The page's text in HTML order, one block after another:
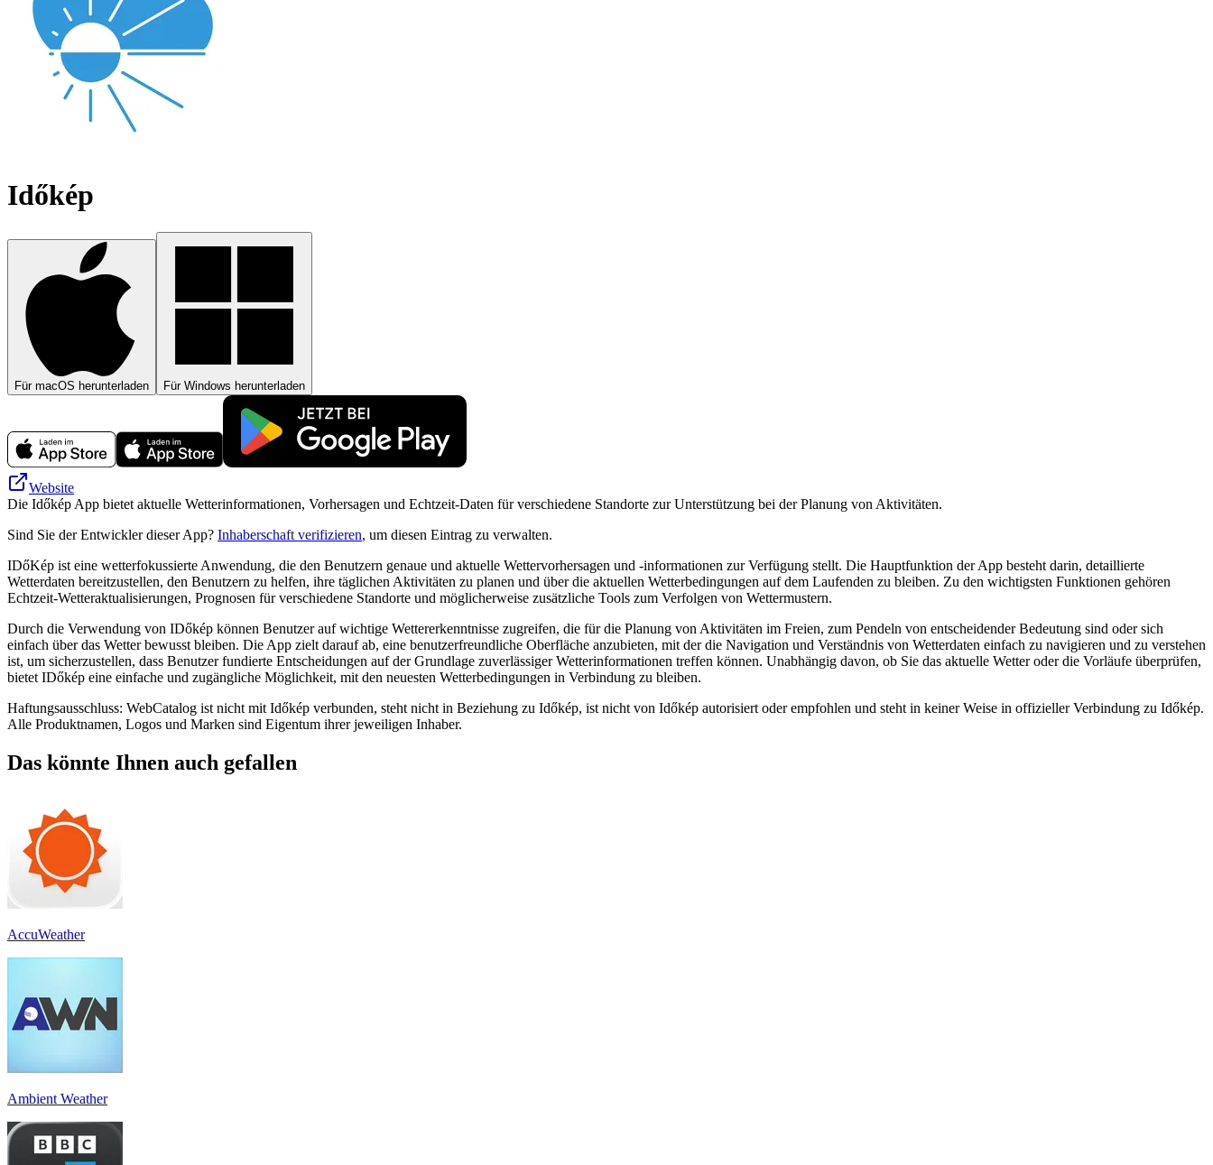
Időkép
Für macOS herunterladen Für Windows herunterladen
Website
Die Időkép App bietet aktuelle Wetterinformationen, Vorhersagen und Echtzeit-Daten für verschiedene Standorte zur Unterstützung bei der Planung von Aktivitäten.
Sind Sie der Entwickler dieser App? Inhaberschaft verifizieren, um diesen Eintrag zu verwalten.
IDőKép ist eine wetterfokussierte Anwendung, die den Benutzern genaue und aktuelle Wettervorhersagen und -informationen zur Verfügung stellt. Die Hauptfunktion der App besteht darin, detaillierte
Wetterdaten bereitzustellen, den Benutzern zu helfen, ihre täglichen Aktivitäten zu planen und über die aktuellen Wetterbedingungen auf dem Laufenden zu bleiben. Zu den wichtigsten Funktionen gehören
Echtzeit-Wetteraktualisierungen, Prognosen für verschiedene Standorte und möglicherweise zusätzliche Tools zum Verfolgen von Wettermustern.
Durch die Verwendung von IDőkép können Benutzer auf wichtige Wettererkenntnisse zugreifen, die für die Planung von Aktivitäten im Freien, zum Pendeln von entscheidender Bedeutung sind oder sich
einfach über das Wetter bewusst bleiben. Die App zielt darauf ab, eine benutzerfreundliche Oberfläche anzubieten, mit der die Navigation und Verständnis von Wetterdaten einfach zu navigieren und zu verstehen
ist, um sicherzustellen, dass Benutzer fundierte Entscheidungen auf der Grundlage zuverlässiger Wetterinformationen treffen können. Unabhängig davon, ob Sie das aktuelle Wetter oder die Vorläufe überprüfen,
bietet IDőkép eine einfache und zugängliche Möglichkeit, mit den neuesten Wetterbedingungen in Verbindung zu bleiben.
Haftungsausschluss: WebCatalog ist nicht mit Időkép verbunden, steht nicht in Beziehung zu Időkép, ist nicht von Időkép autorisiert oder empfohlen und steht in keiner Weise in offizieller Verbindung zu Időkép.
Alle Produktnamen, Logos und Marken sind Eigentum ihrer jeweiligen Inhaber.
Das könnte Ihnen auch gefallen
AccuWeather
Ambient Weather